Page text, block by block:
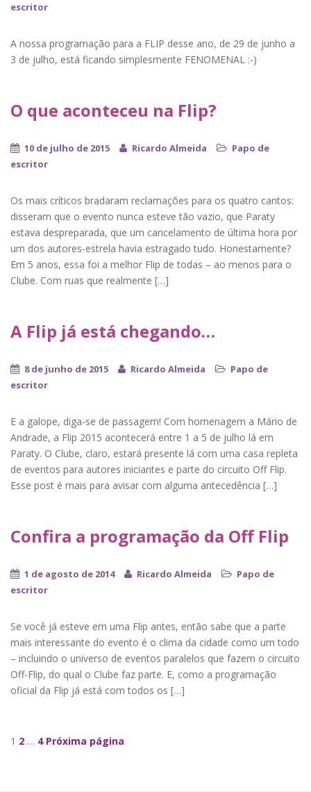
escritor
A nossa programação para a FLIP desse ano, de 29 de junho a
3 de julho, está ficando simplesmente FENOMENAL :-)
O que aconteceu na Flip?
10 de julho de 2015 Ricardo Almeida
Papo de
escritor
Os mais críticos bradaram reclamações para os quatro cantos:
disseram que o evento nunca esteve tão vazio, que Paraty
estava despreparada, que um cancelamento de última hora por
um dos autores-estrela havia estragado tudo. Honestamente?
Em 5 anos, essa foi a melhor Flip de todas – ao menos para o
Clube. Com ruas que realmente […]
A Flip já está chegando…
8 de junho de 2015 Ricardo Almeida
Papo de
escritor
E a galope, diga-se de passagem! Com homenagem a Mário de
Andrade, a Flip 2015 acontecerá entre 1 a 5 de julho lá em
Paraty. O Clube, claro, estará presente lá com uma casa repleta
de eventos para autores iniciantes e parte do circuito Off Flip.
Esse post é mais para avisar com alguma antecedência […]
Confira a programação da Off Flip
1 de agosto de 2014 Ricardo Almeida
Papo de
escritor
Se você já esteve em uma Flip antes, então sabe que a parte
mais interessante do evento é o clima da cidade como um todo
– incluindo o universo de eventos paralelos que fazem o circuito
Off-Flip, do qual o Clube faz parte. E, como a programação
oficial da Flip já está com todos os […]
Navegação de Posts
1 2 … 4 Próxima página